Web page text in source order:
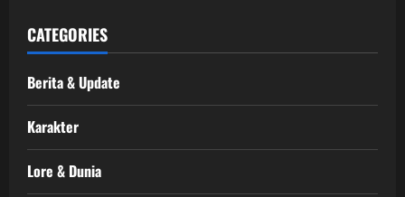
CATEGORIES
Berita & Update
Karakter
Lore & Dunia